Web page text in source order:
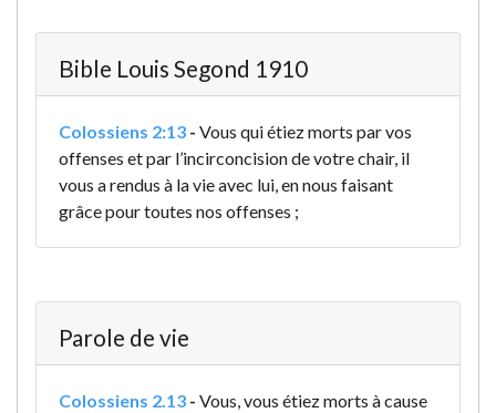
Bible Louis Segond 1910
Colossiens 2:13 - Vous qui étiez morts par vos
offenses et par l’incirconcision de votre chair, il
vous a rendus à la vie avec lui, en nous faisant
grâce pour toutes nos offenses ;
Parole de vie
Colossiens 2.13 - Vous, vous étiez morts à cause